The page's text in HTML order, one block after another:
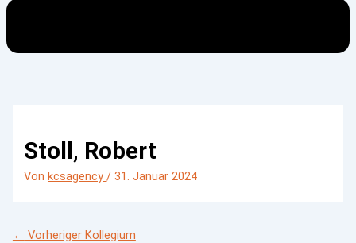
Stoll, Robert
Vonkcsagency/31. Januar 2024
← Vorheriger Kollegium